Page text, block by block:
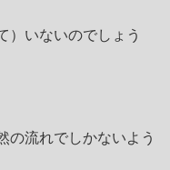
）いないのでしょう
の流れでしかないよう